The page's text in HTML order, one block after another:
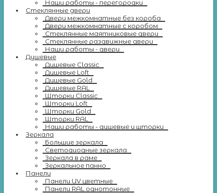
Наши работы - перегородки
Стеклянные двери
Двери межкомнатные без короба
Двери межкомнатные с коробом
Стеклянные маятниковые двери
Стеклянные раздвижные двери
Наши работы - двери
Душевые
Душевые Classic
Душевые Loft
Душевые Gold
Душевые RAL
Шторки Classic
Шторки Loft
Шторки Gold
Шторки RAL
Наши работы - душевые и шторки
Зеркала
Большие зеркала
Светодиодные зеркала
Зеркала в раме
Зеркальное панно
Панели
Панели UV цветные
Панели RAL однотонные